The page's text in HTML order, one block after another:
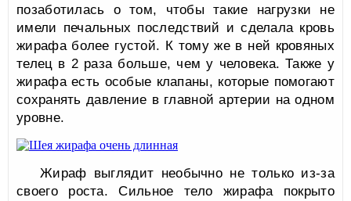
позаботилась о том, чтобы такие нагрузки не
имели печальных последствий и сделала кровь
жирафа более густой. К тому же в ней кровяных
телец в 2 раза больше, чем у человека. Также у
жирафа есть особые клапаны, которые помогают
сохранять давление в главной артерии на одном
уровне.
Жираф выглядит необычно не только из-за
своего роста. Сильное тело жирафа покрыто